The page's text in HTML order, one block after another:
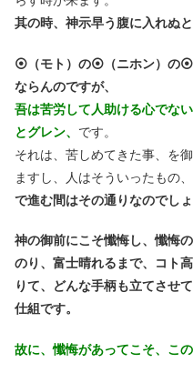
其の時、神示早う腹に入れぬ
⦿（モト）の⦿（ニホン）の⦿
ならんのですが、
吾は苦労して人助ける心でな
とグレン、 です。
それは、苦しめてきた事、を
ますし、人はそういったもの
で進む間はその通りなのでしょ
神の御前にこそ懺悔し、懺悔
のり、富士晴れるまで、コト
りて、どんな手柄も立てさせ
仕組です。
故に、懺悔があってこそ、こ